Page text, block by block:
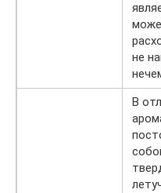
не
В